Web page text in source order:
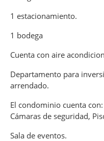
1 estacionamiento.
1 bodega
Cuenta con aire
Departamento para
arrendado.
El condominio cuenta
Cámaras de seguridad,
Sala de eventos.